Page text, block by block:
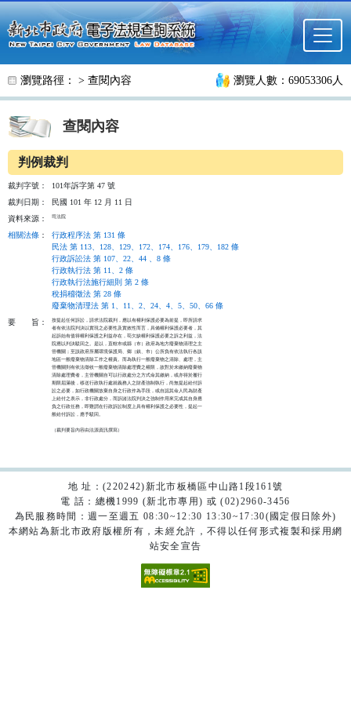
跳至主要內容
瀏覽路徑： > 查閱內容 瀏覽人數：69053306人
查閱內容
判例裁判
裁判字號：
101年訴字第 47 號
裁判日期：
民國 101 年 12 月 11 日
資料來源：
司法院
相關法條 ：
行政程序法 第 131 條
民法 第 113、128、129、172、174、176、179、182 條
行政訴訟法 第 107、22、44 、8 條
行政執行法 第 11、2 條
行政執行法施行細則 第 2 條
稅捐稽徵法 第 28 條
廢棄物清理法 第 1、11、2、24、4、5、50、66 條
要
旨：
按提起任何訴訟，請求法院裁判，應以有權利保護必要為前提，即所請求
者有依法院判決以實現之必要性及實效性而言，具備權利保護必要者，其
起訴始有值得權利保護之利益存在，苟欠缺權利保護必要之訴之利益，法
院應以判決駁回之。是以，直轄市或縣（市）政府為地方廢棄物清理之主
管機關；至該政府所屬環境保護局、鄉（鎮、市）公所負有依法執行各該
地區一般廢棄物清除工作之權責。而為執行一般廢棄物之清除、處理，主
管機關則有依法徵收一般廢棄物清除處理費之權限，故對於未繳納廢棄物
清除處理費者，主管機關自可以行政處分之方式命其繳納，或亦得於履行
期限屆滿後，移送行政執行處就義務人之財產強制執行，尚無提起給付訴
訟之必要，如行政機關放棄自身之行政作為手段，或自認其命人民為財產
上給付之表示，非行政處分，而訴諸法院判決之強制作用來完成其自身應
負之行政任務，即難謂在行政訴訟制度上具有權利保護之必要性，提起一
般給付訴訟，應予駁回。
（裁判要旨內容由法源資訊撰寫）
地 址：(220242)新北市板橋區中山路1段161號
電 話：總機1999 (新北市專用) 或 (02)2960-3456
為民服務時間：週一至週五 08:30~12:30 13:30~17:30(國定假日除外)
本網站為新北市政府版權所有，未經允許，不得以任何形式複製和採用網
站安全宣告